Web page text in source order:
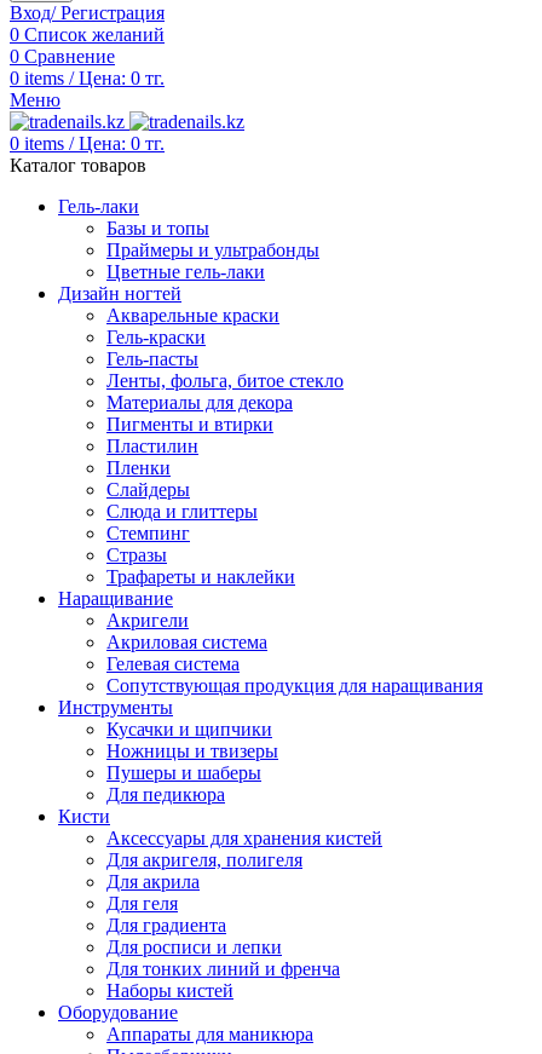
Вход/ Регистрация
0 Список желаний
0 Сравнение
0 items / Цена: 0 тг.
Меню
0 items / Цена: 0 тг.
Каталог товаров
Гель-лаки
Базы и топы
Праймеры и ультрабонды
Цветные гель-лаки
Дизайн ногтей
Акварельные краски
Гель-краски
Гель-пасты
Ленты, фольга, битое стекло
Материалы для декора
Пигменты и втирки
Пластилин
Пленки
Слайдеры
Слюда и глиттеры
Стемпинг
Стразы
Трафареты и наклейки
Наращивание
Акригели
Акриловая система
Гелевая система
Сопутствующая продукция для наращивания
Инструменты
Кусачки и щипчики
Ножницы и твизеры
Пушеры и шаберы
Для педикюра
Кисти
Аксессуары для хранения кистей
Для акригеля, полигеля
Для акрила
Для геля
Для градиента
Для росписи и лепки
Для тонких линий и френча
Наборы кистей
Оборудование
Аппараты для маникюра